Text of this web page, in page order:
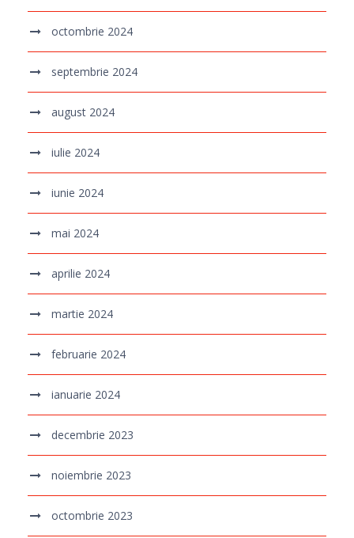
octombrie 2024
septembrie 2024
august 2024
iulie 2024
iunie 2024
mai 2024
aprilie 2024
martie 2024
februarie 2024
ianuarie 2024
decembrie 2023
noiembrie 2023
octombrie 2023